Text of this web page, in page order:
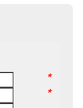
*
*